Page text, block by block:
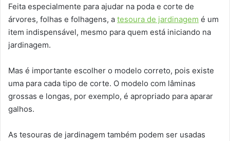
Feita especialmente para ajudar na poda e corte de
árvores, folhas e folhagens, a tesoura de jardinagem é um
item indispensável, mesmo para quem está iniciando na
jardinagem.
Mas é importante escolher o modelo correto, pois existe
uma para cada tipo de corte. O modelo com lâminas
grossas e longas, por exemplo, é apropriado para aparar
galhos.
As tesouras de jardinagem também podem ser usadas